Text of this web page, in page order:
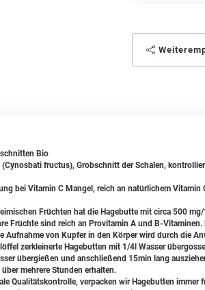
Bio
(Cynosbati fructus), Grobschnitt der Schalen,
bei Vitamin C Mangel, reich an natürlichem Vitamin
Früchten hat die Hagebutte mit circa 500
Früchte sind reich an Provitamin A und B-
Aufnahme von Kupfer in den Körper wird durch die
zerkleinerte Hagebutten mit 1/4l Wasser
übergießen und anschließend 15min lang
über mehrere Stunden erhalten.
Qualitätskontrolle, verpacken wir Hagebutten